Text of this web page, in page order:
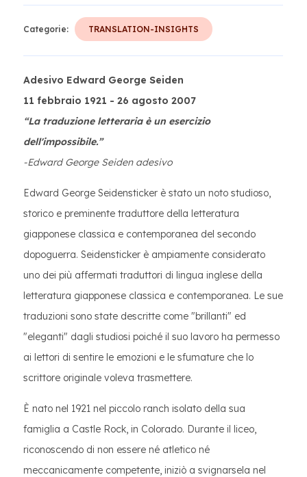
Categorie: TRANSLATION-INSIGHTS
Adesivo Edward George Seiden
11 febbraio 1921 - 26 agosto 2007
“La traduzione letteraria è un esercizio
dell'impossibile.”
-Edward George Seiden adesivo
Edward George Seidensticker è stato un noto studioso,
storico e preminente traduttore della letteratura
giapponese classica e contemporanea del secondo
dopoguerra. Seidensticker è ampiamente considerato
uno dei più affermati traduttori di lingua inglese della
letteratura giapponese classica e contemporanea. Le sue
traduzioni sono state descritte come "brillanti" ed
"eleganti" dagli studiosi poiché il suo lavoro ha permesso
ai lettori di sentire le emozioni e le sfumature che lo
scrittore originale voleva trasmettere.
È nato nel 1921 nel piccolo ranch isolato della sua
famiglia a Castle Rock, in Colorado. Durante il liceo,
riconoscendo di non essere né atletico né
meccanicamente competente, iniziò a svignarsela nel